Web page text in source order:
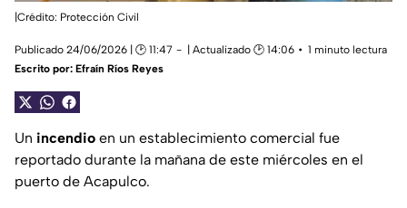
|Crédito: Protección Civil
Publicado 24/06/2026 | 🕑 11:47 | Actualizado 🕑 14:06
1 minuto lectura
Escrito por: Efraín Ríos Reyes
Un incendio en un establecimiento comercial fue
reportado durante la mañana de este miércoles en el
puerto de Acapulco.